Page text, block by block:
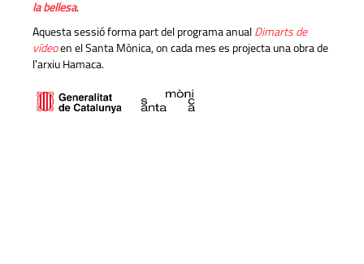
la bellesa.
Aquesta sessió forma part del programa anual Dimarts de
vídeoen el Santa Mònica, on cada mes es projecta una obra de
l'arxiu Hamaca.